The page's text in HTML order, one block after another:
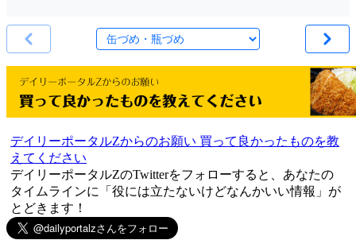
デイリーポータルZからのお願い 買って良かったものを教
えてください
デイリーポータルZのTwitterをフォローすると、あなたの
タイムラインに「役には立たないけどなんかいい情報」が
とどきます！